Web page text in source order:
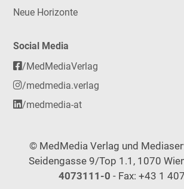
Neue Horizonte
Social Media
/MedMediaVerlag
/medmedia.verlag
/medmedia-at
© MedMedia Verlag und
Seidengasse 9/Top 1.1, 1070
4073111-0 - Fax: +43 1